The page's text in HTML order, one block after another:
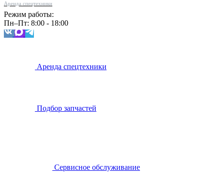
Аренда спецтехники
Режим работы:
Пн–Пт: 8:00 - 18:00
Аренда спецтехники
Подбор запчастей
Сервисное обслуживание